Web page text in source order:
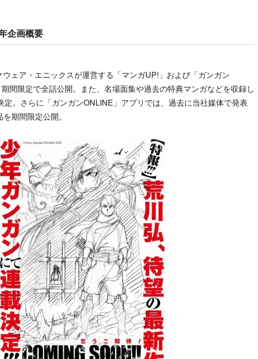
企画概要
ェア・エニックスが運営する「マンガUP!」および「ガンガン
間限定で全話公開。また、名場面集や過去の特典マンガなどを収録し
定。さらに「ガンガンONLINE」アプリでは、過去に当社媒体で発表
期間限定公開。